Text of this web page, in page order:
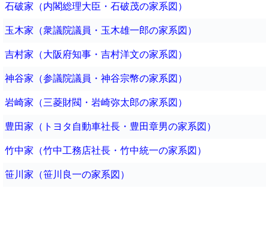
石破家（内閣総理大臣・石破茂の家系図）
玉木家（衆議院議員・玉木雄一郎の家系図）
吉村家（大阪府知事・吉村洋文の家系図）
神谷家（参議院議員・神谷宗幣の家系図）
岩崎家（三菱財閥・岩崎弥太郎の家系図）
豊田家（トヨタ自動車社長・豊田章男の家系図）
竹中家（竹中工務店社長・竹中統一の家系図）
笹川家（笹川良一の家系図）